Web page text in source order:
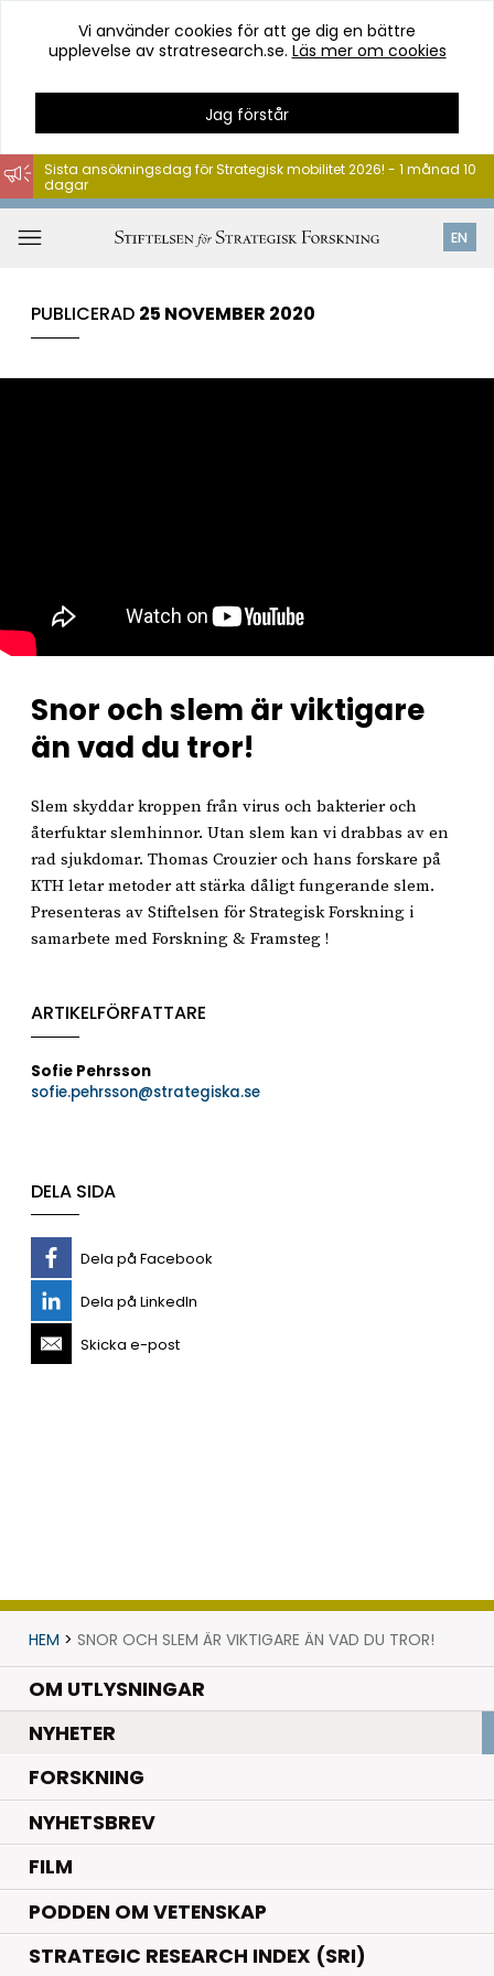
Hoppa
till
innehåll
Vi använder cookies för att ge dig en bättre
upplevelse av stratresearch.se. Läs mer om cookies
Jag förstår
EN
Sista ansökningsdag för Strategisk mobilitet 2026! - 1 månad 10
dagar
PUBLICERAD 25 NOVEMBER 2020
Snor och slem är viktigare
än vad du tror!
Slem skyddar kroppen från virus och bakterier och
återfuktar slemhinnor. Utan slem kan vi drabbas av en
rad sjukdomar. Thomas Crouzier och hans forskare på
KTH letar metoder att stärka dåligt fungerande slem.
Presenteras av Stiftelsen för Strategisk Forskning i
samarbete med Forskning & Framsteg !
ARTIKELFÖRFATTARE
Sofie Pehrsson
sofie.pehrsson@strategiska.se
DELA SIDA
Dela på Facebook
Dela på LinkedIn
Skicka e-post
HEM > SNOR OCH SLEM ÄR VIKTIGARE ÄN VAD DU TROR!
OM UTLYSNINGAR
NYHETER.
FORSKNING.
NYHETSBREV
FILM
PODDEN OM VETENSKAP
STRATEGIC RESEARCH INDEX (SRI)